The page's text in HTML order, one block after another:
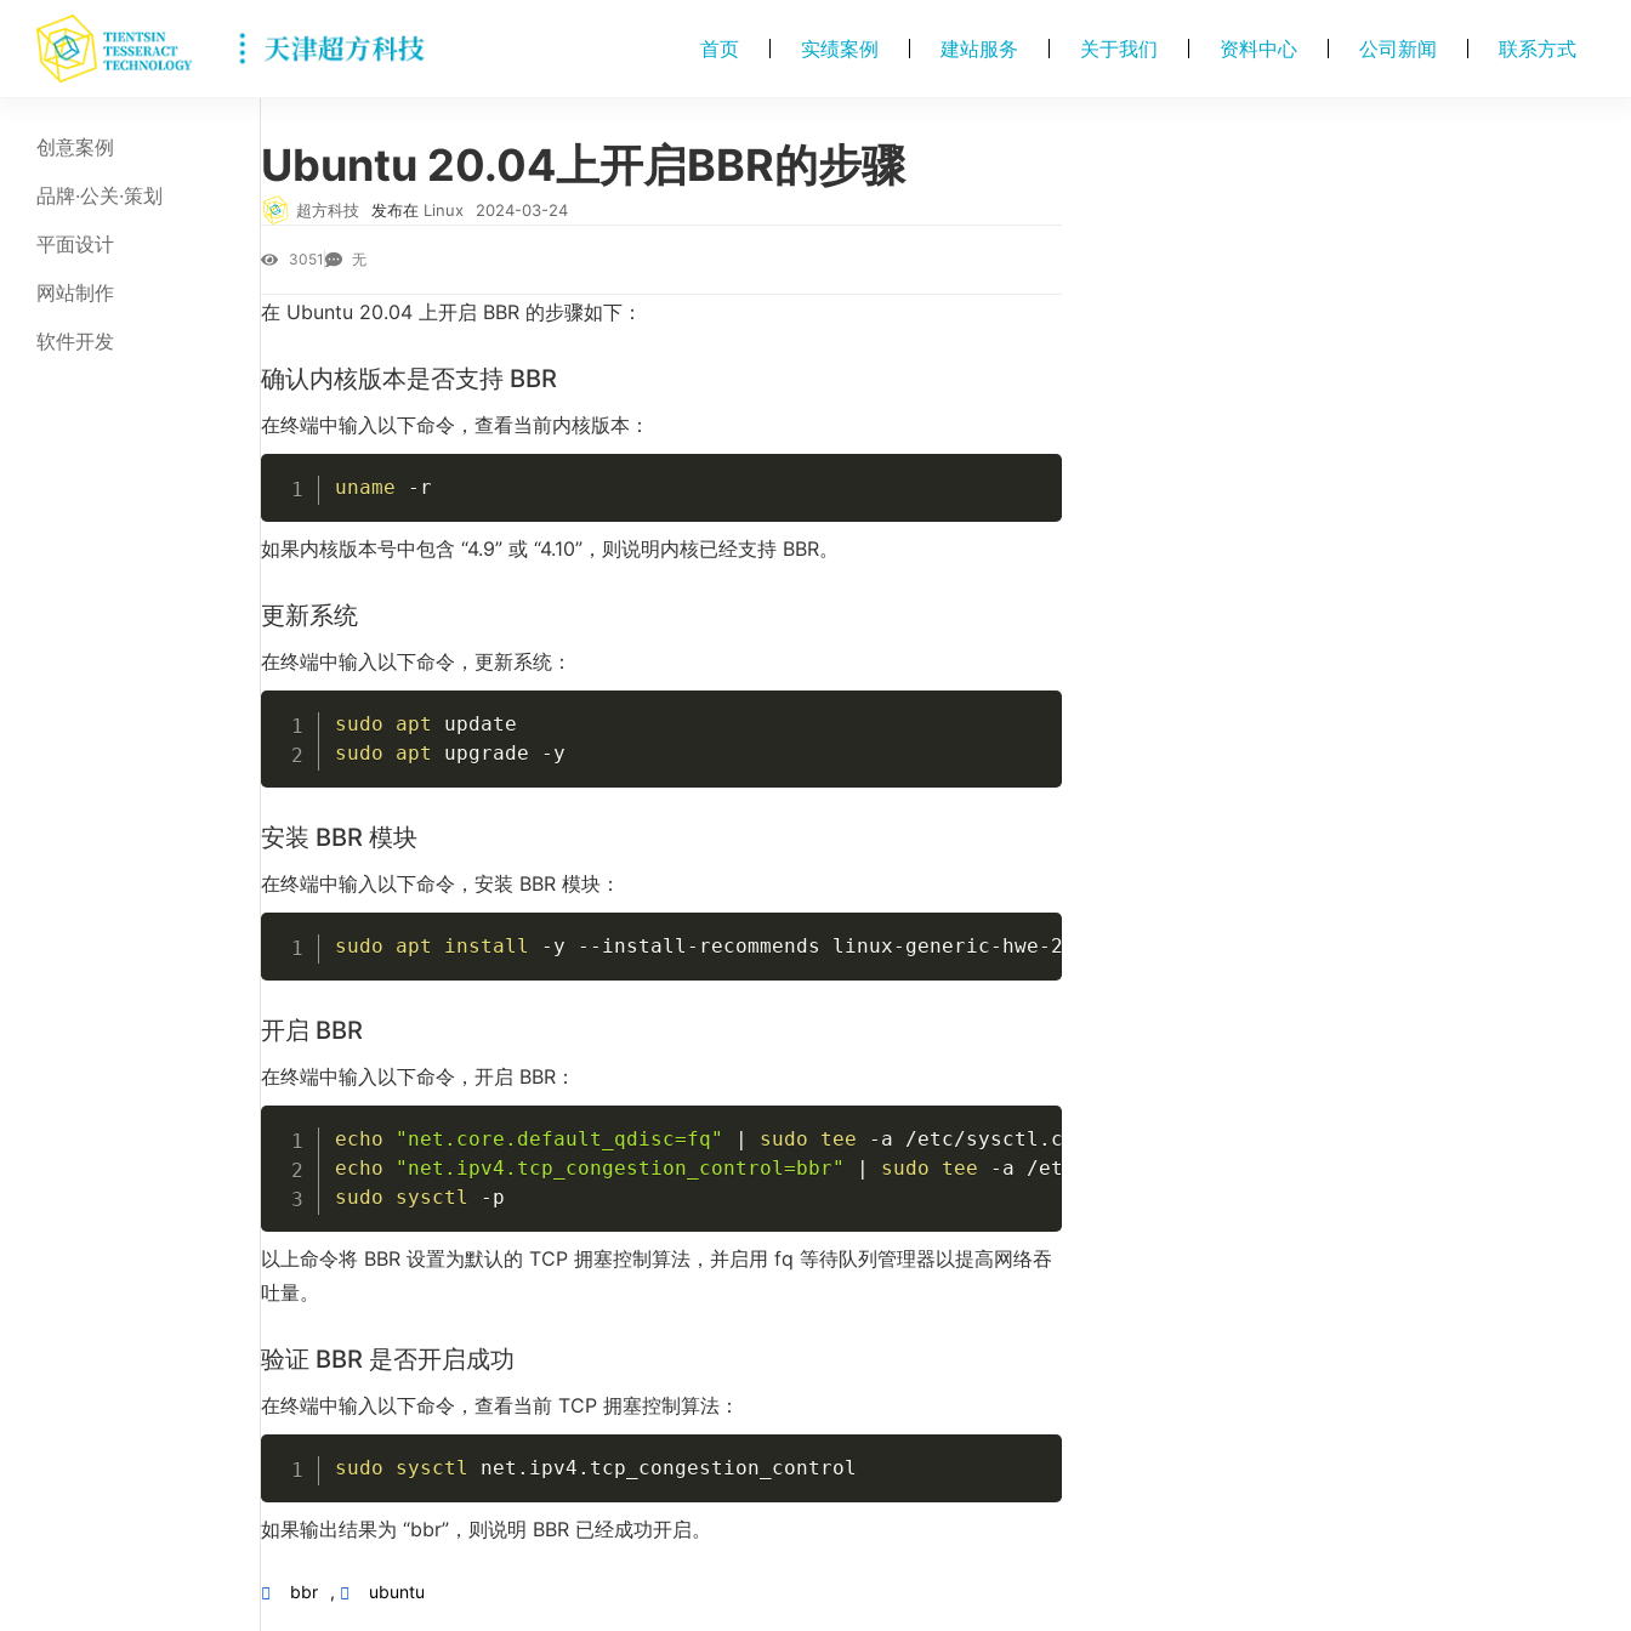
首页 实绩案例 建站服务 关于我们 资料中心 公司新闻 联系方式
创意案例
品牌·公关·策划
平面设计
网站制作
软件开发
Ubuntu 20.04上开启BBR的步骤
超方科技 发布在 Linux 2024-03-24
3051 无
在 Ubuntu 20.04 上开启 BBR 的步骤如下：
确认内核版本是否支持 BBR
在终端中输入以下命令，查看当前内核版本：
uname -r
如果内核版本号中包含 “4.9” 或 “4.10”，则说明内核已经支持 BBR。
更新系统
在终端中输入以下命令，更新系统：
sudo apt
sudo
apt upgrade -y
安装 BBR 模块
在终端中输入以下命令，安装 BBR 模块：
sudo apt install -y --install-recommends linux-generic-hwe-20.04
开启 BBR
在终端中输入以下命令，开启 BBR：
echo "net.core.default_qdisc=fq" | sudo tee -a
echo
"net.ipv4.tcp_congestion_control=bbr" | sudo tee -a
sudo
sysctl -p
以上命令将 BBR 设置为默认的 TCP 拥塞控制算法，并启用 fq 等待队列管理器以提高网络吞
吐量。
验证 BBR 是否开启成功
在终端中输入以下命令，查看当前 TCP 拥塞控制算法：
sudo sysctl net.ipv4.tcp_congestion_control
如果输出结果为 “bbr”，则说明 BBR 已经成功开启。
bbr , ubuntu